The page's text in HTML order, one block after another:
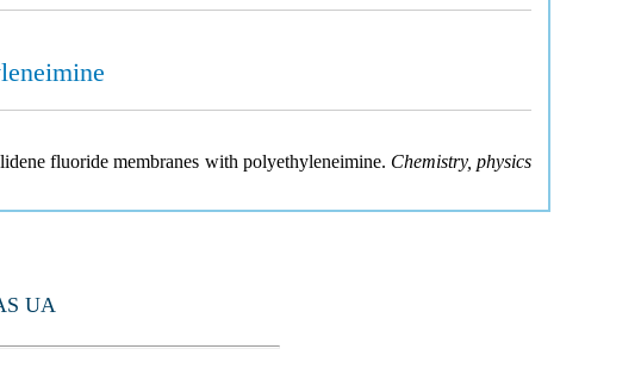
fluoride membranes with polyethyleneimine. Chemistry, physics
UA